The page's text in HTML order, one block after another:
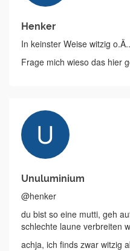
Henker
In keinster Weise witzig o.Ä..
Frage mich wieso das hier
Unuluminium
@henker
du bist so eine mutti, geh
schlechte laune verbreiten
achja, ich finds zwar witzig